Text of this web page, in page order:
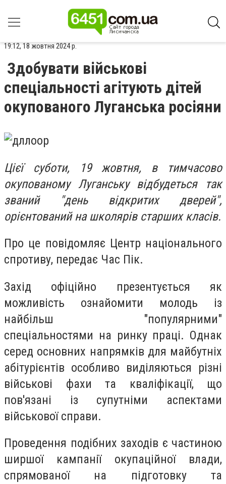
19:12, 18 жовтня 2024 р.
Здобувати військові
спеціальності агітують дітей
окупованого Луганська росіяни
Цієї суботи, 19 жовтня, в тимчасово
окупованому Луганську відбудеться так
званий "день відкритих дверей",
орієнтований на школярів старших класів.
Про це повідомляє Центр національного
спротиву, передає Час Пік.
Захід офіційно презентується як
можливість ознайомити молодь із
найбільш "популярними"
спеціальностями на ринку праці. Однак
серед основних напрямків для майбутніх
абітурієнтів особливо виділяються різні
військові фахи та кваліфікації, що
пов'язані із супутніми аспектами
військової справи.
Проведення подібних заходів є частиною
ширшої кампанії окупаційної влади,
спрямованої на підготовку та